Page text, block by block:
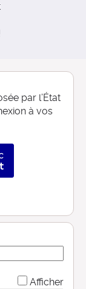
par l’État
à vos
Afficher